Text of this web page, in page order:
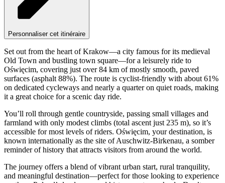
Personnaliser cet itinéraire
Set out from the heart of Krakow—a city famous for its medieval
Old Town and bustling town square—for a leisurely ride to
Oświęcim, covering just over 84 km of mostly smooth, paved
surfaces (asphalt 88%). The route is cyclist-friendly with about 61%
on dedicated cycleways and nearly a quarter on quiet roads, making
it a great choice for a scenic day ride.
You’ll roll through gentle countryside, passing small villages and
farmland with only modest climbs (total ascent just 235 m), so it’s
accessible for most levels of riders. Oświęcim, your destination, is
known internationally as the site of Auschwitz-Birkenau, a somber
reminder of history that attracts visitors from around the world.
The journey offers a blend of vibrant urban start, rural tranquility,
and meaningful destination—perfect for those looking to experience